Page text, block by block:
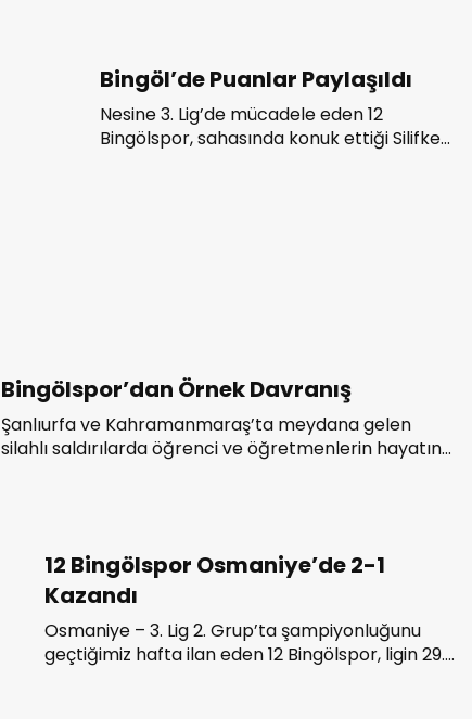
Bingöl’de Puanlar Paylaşıldı
Nesine 3. Lig’de mücadele eden 12
Bingölspor, sahasında konuk ettiği Silifke
Bingölspor’dan Örnek Davranış
Şanlıurfa ve Kahramanmaraş’ta meydana gelen
silahlı saldırılarda öğrenci ve öğretmenlerin hayatını
12 Bingölspor Osmaniye’de 2-1
Kazandı
Osmaniye – 3. Lig 2. Grup’ta şampiyonluğunu
geçtiğimiz hafta ilan eden 12 Bingölspor, ligin 29.